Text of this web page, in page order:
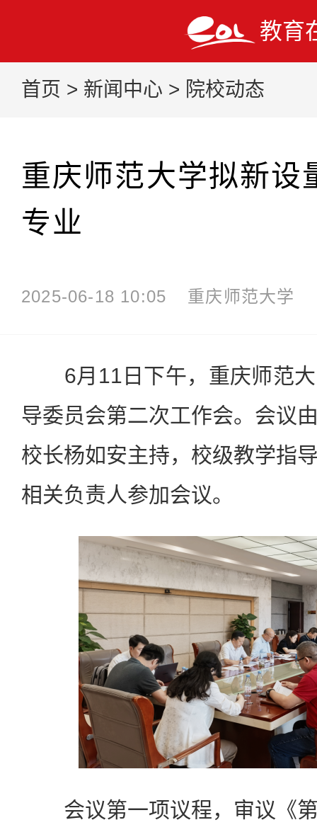
教育
首页 > 新闻中心 > 院校动态
重庆师范大学拟新设
专业
2025-06-18 10:05 重庆师范大学
6月11日下午，重庆师范大
导委员会第二次工作会。会议
校长杨如安主持，校级教学指
相关负责人参加会议。
会议第一项议程，审议《第